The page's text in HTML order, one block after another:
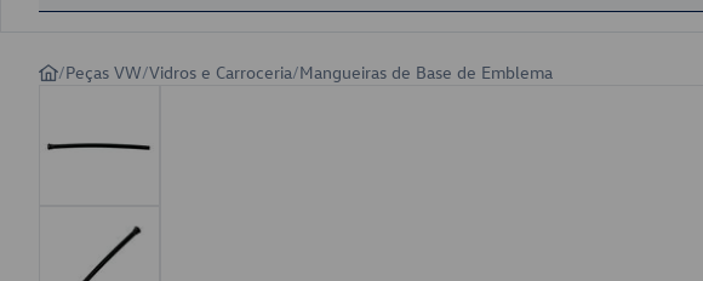
/Peças VW/Vidros e Carroceria/Mangueiras de Base de Emblema